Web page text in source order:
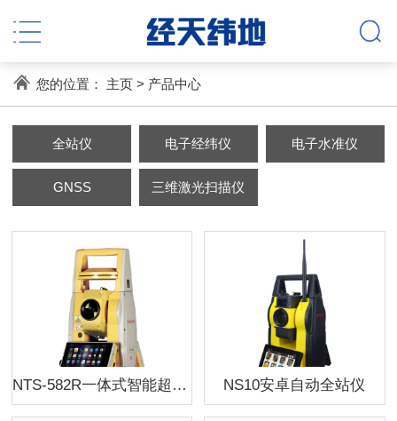
您的位置： 主页> 产品中心
全站仪 电子经纬仪 电子水准仪
GNSS 三维激光扫描仪
NTS-582R一体式智能超站仪 NS10安卓自动全站仪